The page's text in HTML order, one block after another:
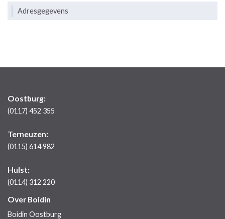
Adresgegevens
Oostburg:
(0117) 452 355
Terneuzen:
(0115) 614 982
Hulst:
(0114) 312 220
Over Boidin
Boidin Oostburg